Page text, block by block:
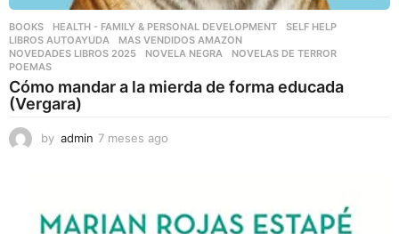
BOOKS ,HEALTH - FAMILY & PERSONAL DEVELOPMENT ,SELF HELP
LIBROS AUTOAYUDA
,MAS VENDIDOS AMAZON
NOVEDADES LIBROS 2025
,NOVELA NEGRA ,NOVELAS DE TERROR
POEMAS
Cómo mandar a la mierda de forma educada
(Vergara)
by admin 7 meses ago
s